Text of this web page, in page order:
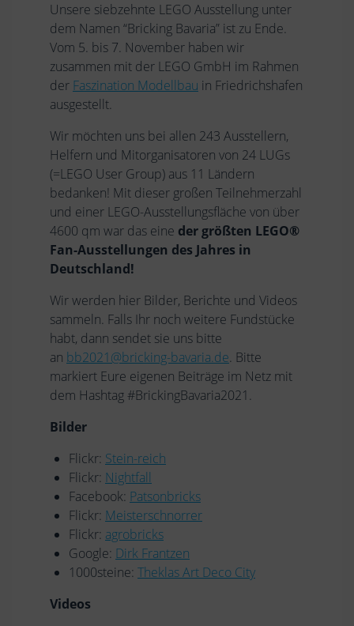
Unsere siebzehnte LEGO Ausstellung unter
dem Namen “Bricking Bavaria” ist zu Ende.
Vom 5. bis 7. November haben wir
zusammen mit der LEGO GmbH im Rahmen
der Faszination Modellbau in Friedrichshafen
ausgestellt.
Wir möchten uns bei allen 243 Ausstellern,
Helfern und Mitorganisatoren von 24 LUGs
(=LEGO User Group) aus 11 Ländern
bedanken! Mit dieser großen Teilnehmerzahl
und einer LEGO-Ausstellungsfläche von über
4600 qm war das eine der größten LEGO®
Fan-Ausstellungen des Jahres in
Deutschland!
Wir werden hier Bilder, Berichte und Videos
sammeln. Falls Ihr noch weitere Fundstücke
habt, dann sendet sie uns bitte
an bb2021@bricking-bavaria.de. Bitte
markiert Eure eigenen Beiträge im Netz mit
dem Hashtag #BrickingBavaria2021.
Bilder
Flickr: Stein-reich
Flickr: Nightfall
Facebook: Patsonbricks
Flickr: Meisterschnorrer
Flickr: agrobricks
Google: Dirk Frantzen
1000steine: Theklas Art Deco City
Videos